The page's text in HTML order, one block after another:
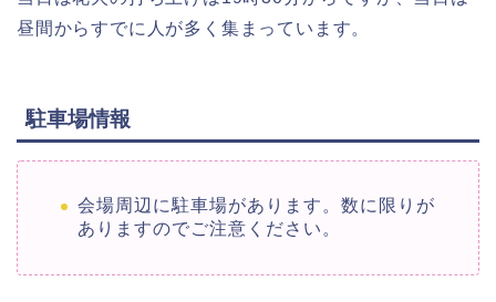
昼間からすでに人が多く集まっています。
駐車場情報
会場周辺に駐車場があります。数に限りが
ありますのでご注意ください。